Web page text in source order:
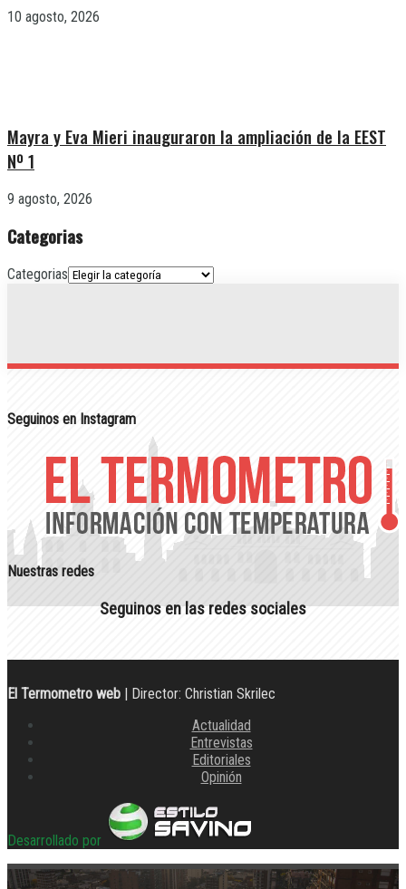
10 agosto, 2026
Mayra y Eva Mieri inauguraron la ampliación de la EEST
Nº 1
9 agosto, 2026
Categorias
Categorias
Seguinos en Instagram
Nuestras redes
Seguinos en las redes sociales
El Termometro web | Director: Christian Skrilec
Actualidad
Entrevistas
Editoriales
Opinión
Desarrollado por